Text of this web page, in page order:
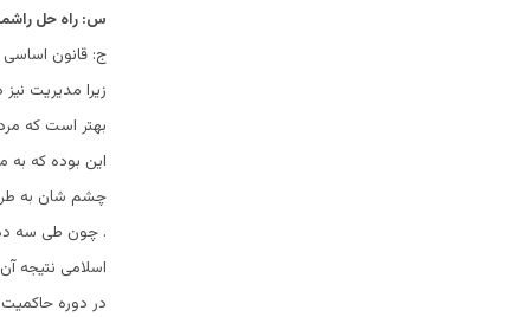
س: راه حل
ج: قانون اساسی
زیرا مدیریت
بهتر است که
این بوده که به
چشم شان به
. چون طی سه
اسلامی نتیجه
در دوره